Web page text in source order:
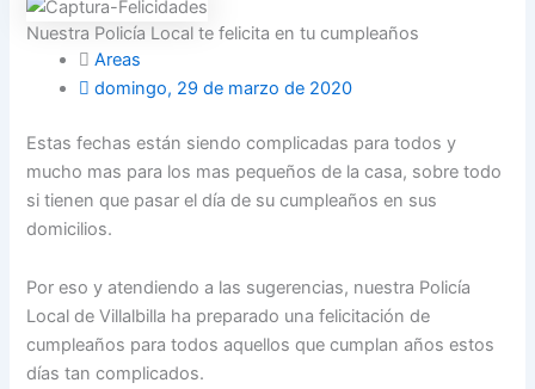
Nuestra Policía Local te felicita en tu cumpleaños
Areas
domingo, 29 de marzo de 2020
Estas fechas están siendo complicadas para todos y
mucho mas para los mas pequeños de la casa, sobre todo
si tienen que pasar el día de su cumpleaños en sus
domicilios.
Por eso y atendiendo a las sugerencias, nuestra Policía
Local de Villalbilla ha preparado una felicitación de
cumpleaños para todos aquellos que cumplan años estos
días tan complicados.